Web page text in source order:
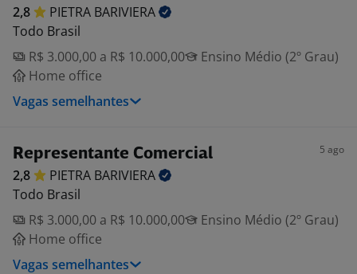
2,8 PIETRA BARIVIERA
Todo Brasil
R$ 3.000,00 a R$ 10.000,00
Ensino Médio (2º Grau)
Home office
Vagas semelhantes
Representante Comercial 5 ago
2,8 PIETRA BARIVIERA
Todo Brasil
R$ 3.000,00 a R$ 10.000,00
Ensino Médio (2º Grau)
Home office
Vagas semelhantes